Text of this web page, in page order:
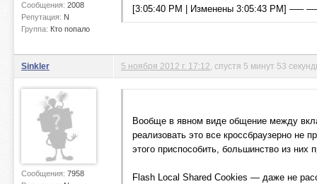
Сообщения: 2008
Репутация: N
Группа: Кто попало
[3:05:40 PM | Изменены 3:05:43 PM] —–
Sinkler
Сообщения: 7958
5 ноября 2012 г. 17:12 , спустя 5 минут 53
Вообще в явном виде общение между
реализовать это все кроссбраузерно не
этого приспособить, большинство из них
Flash Local Shared Cookies — даже не